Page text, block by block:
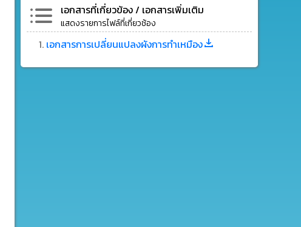
เอกสารที่เกี่ยวข้อง / เอกสารเพิ่มเติม
แสดงรายการไฟล์ที่เกี่ยวช้อง
เอกสารการเปลี่ยนแปลงผังการทำเหมือง